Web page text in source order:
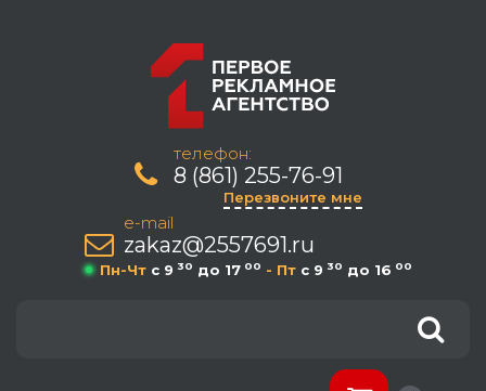
телефон:
8 (861) 255-76-91
Перезвоните мне
e-mail
zakaz@2557691.ru
Пн-Чт c 9 30 до 17 00 - Пт c 9 30 до 16 00